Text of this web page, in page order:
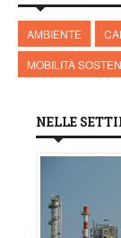
AMBIENTE
MOBILITÀ
NELLE